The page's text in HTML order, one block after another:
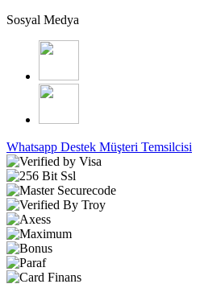
Sosyal Medya
Whatsapp Destek Müşteri Temsilcisi